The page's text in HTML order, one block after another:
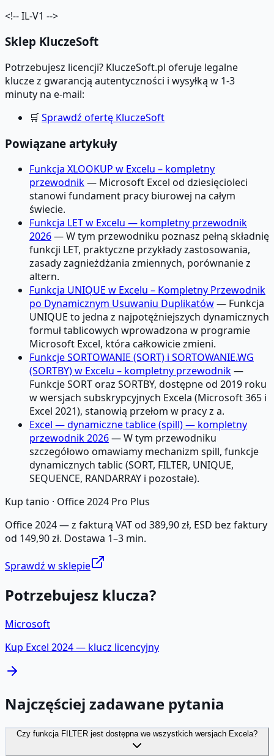
<!-- IL-V1 -->
Sklep KluczeSoft
Potrzebujesz licencji? KluczeSoft.pl oferuje legalne
klucze z gwarancją autentyczności i wysyłką w 1-3
minuty na e-mail:
🛒 Sprawdź ofertę KluczeSoft
Powiązane artykuły
Funkcja XLOOKUP w Excelu – kompletny
przewodnik— Microsoft Excel od dziesięcioleci
stanowi fundament pracy biurowej na całym
świecie.
Funkcja LET w Excelu — kompletny przewodnik
2026— W tym przewodniku poznasz pełną składnię
funkcji LET, praktyczne przykłady zastosowania,
zasady zagnieżdżania zmiennych, porównanie z
altern.
Funkcja UNIQUE w Excelu – Kompletny Przewodnik
po Dynamicznym Usuwaniu Duplikatów— Funkcja
UNIQUE to jedna z najpotężniejszych dynamicznych
formuł tablicowych wprowadzona w programie
Microsoft Excel, która całkowicie zmieni.
Funkcje SORTOWANIE (SORT) i SORTOWANIE.WG
(SORTBY) w Excelu – kompletny przewodnik—
Funkcje SORT oraz SORTBY, dostępne od 2019 roku
w wersjach subskrypcyjnych Excela (Microsoft 365 i
Excel 2021), stanowią przełom w pracy z a.
Excel — dynamiczne tablice (spill) — kompletny
przewodnik 2026— W tym przewodniku
szczegółowo omawiamy mechanizm spill, funkcje
dynamicznych tablic (SORT, FILTER, UNIQUE,
SEQUENCE, RANDARRAY i pozostałe).
Kup tanio · Office 2024 Pro Plus
Office 2024 — z fakturą VAT od 389,90 zł, ESD bez faktury
od 149,90 zł. Dostawa 1–3 min.
Sprawdź w sklepie
Potrzebujesz klucza?
Microsoft
Kup Excel 2024— klucz licencyjny
Najczęściej zadawane pytania
Czy funkcja FILTER jest dostępna we wszystkich wersjach Excela?